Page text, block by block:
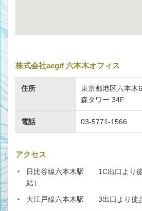
株式会社aegif 六本木オフィス
住所
東京都港区六本木
森タワー 34F
電話 03-5771-1566
アクセス
日比谷線六本木駅 1C出口より徒
結）
大江戸線六本木駅 3出口より徒